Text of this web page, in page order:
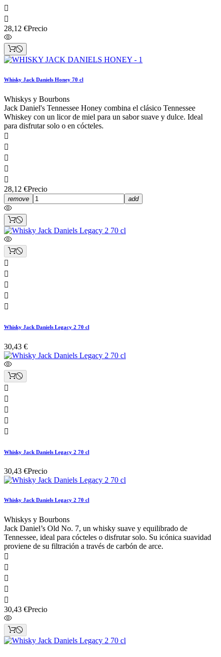


28,12 €Precio
Whisky Jack Daniels Honey 70 cl
Whiskys y Bourbons
Jack Daniel's Tennessee Honey combina el clásico Tennessee
Whiskey con un licor de miel para un sabor suave y dulce. Ideal
para disfrutar solo o en cócteles.





28,12 €Precio
remove add





Whisky Jack Daniels Legacy 2 70 cl
30,43 €





Whisky Jack Daniels Legacy 2 70 cl
30,43 €Precio
Whisky Jack Daniels Legacy 2 70 cl
Whiskys y Bourbons
Jack Daniel’s Old No. 7, un whisky suave y equilibrado de
Tennessee, ideal para cócteles o disfrutar solo. Su icónica suavidad
proviene de su filtración a través de carbón de arce.





30,43 €Precio